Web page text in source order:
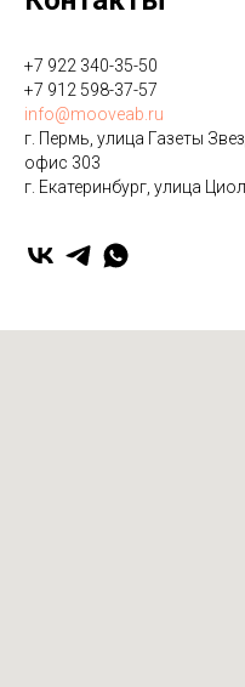
+7 922 340-35-50
+7 912 598-37-57
info@mooveab.ru
г. Пермь, улица Газеты
офис 303
г. Екатеринбург, улица